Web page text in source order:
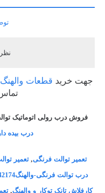
جهت خرید قطعات
فروش درب رولی اتوماتیک توالت
درب بیده
تعمیر توالت فرنگی, تعمیر توالت
درب توالت فرنگی-والهنگ88042174
کارفلاش تانک توکار و والهنگ,